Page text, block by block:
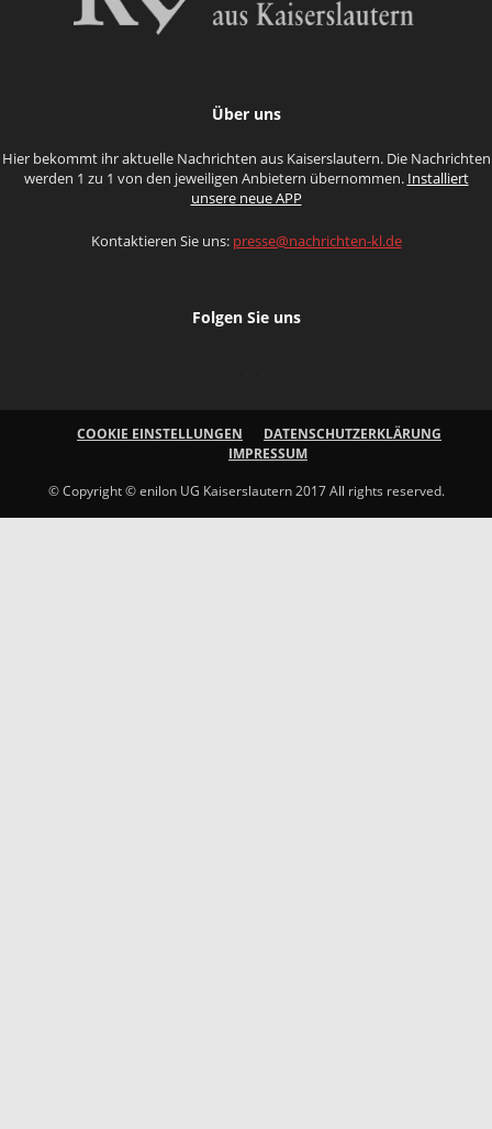
Über uns
Hier bekommt ihr aktuelle Nachrichten aus Kaiserslautern. Die Nachrichten
werden 1 zu 1 von den jeweiligen Anbietern übernommen. Installiert
unsere neue APP
Kontaktieren Sie uns: presse@nachrichten-kl.de
Folgen Sie uns
COOKIE EINSTELLUNGEN
DATENSCHUTZERKLÄRUNG
IMPRESSUM
© Copyright © enilon UG Kaiserslautern 2017 All rights reserved.